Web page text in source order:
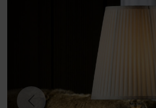
Previous